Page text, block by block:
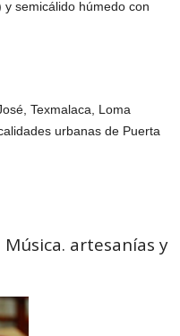
semicálido húmedo con
Texmalaca, Loma
urbanas de Puerta
Música. artesanías y